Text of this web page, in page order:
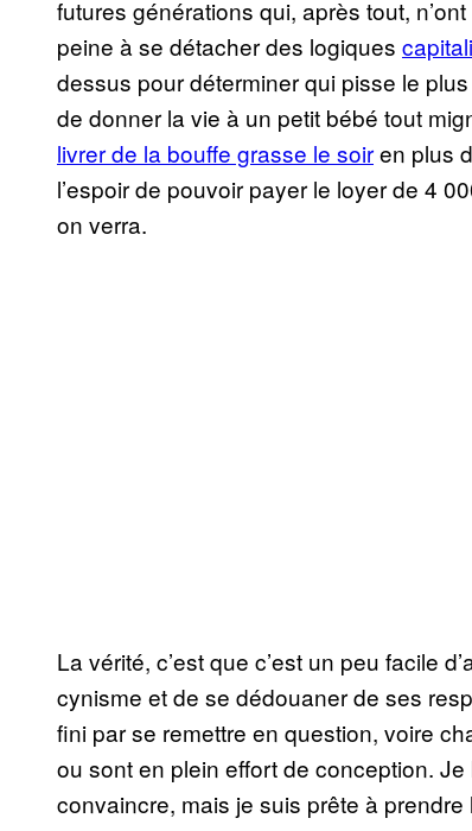
futures générations qui, après tout,
peine à se détacher des logiques
dessus pour déterminer qui pisse le
de donner la vie à un petit bébé tout
livrer de la bouffe grasse le soiren plus
l’espoir de pouvoir payer le loyer de 4
on verra.
La vérité, c’est que c’est un peu facile
cynisme et de se dédouaner de ses
fini par se remettre en question, voire
ou sont en plein effort de conception.
convaincre, mais je suis prête à